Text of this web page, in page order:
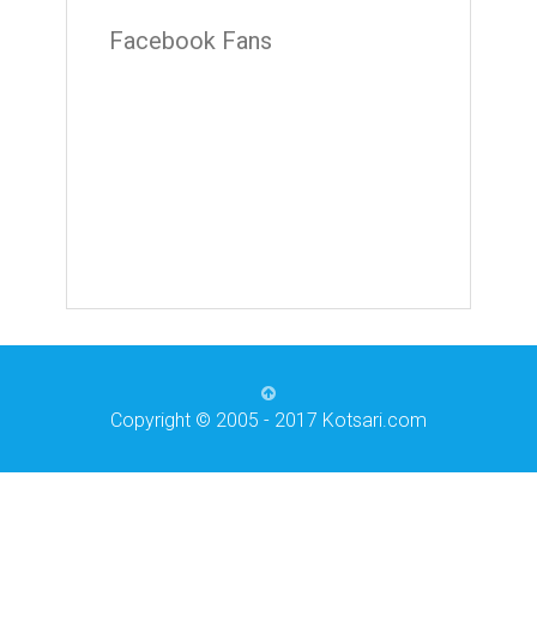
Facebook Fans
Copyright © 2005 - 2017 Kotsari.com